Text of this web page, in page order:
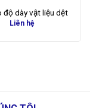
độ dày vật liệu dệt
Liên hệ